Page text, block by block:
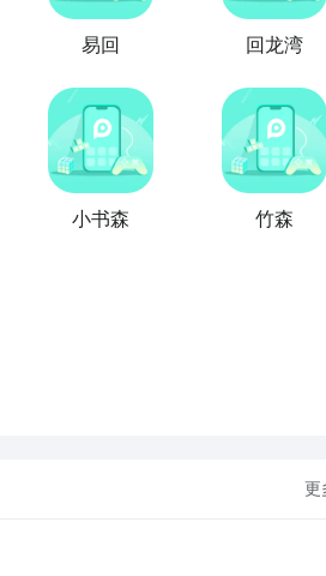
易回 回龙湾
小书森 竹森
更